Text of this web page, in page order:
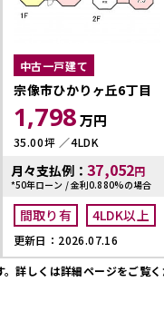
中古一戸建て
宗像市ひかりヶ丘6丁目
1,798万円
35.00坪 4LDK
月々支払例：37,052円
*50年ローン / 金利0.880%の場合
間取り有 4LDK以上
更新日：2026.07.16
。詳しくは詳細ページをご覧く